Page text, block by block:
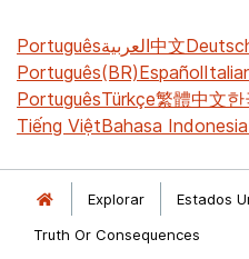
Portuguêsالعربية中文
Português(BR)Español
PortuguêsTürkçe繁體中文한
Tiếng ViệtBahasa Indonesia
Explorar Estados
Truth Or Consequences